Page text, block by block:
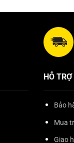
HỖ
Bảo
Mua
Giao